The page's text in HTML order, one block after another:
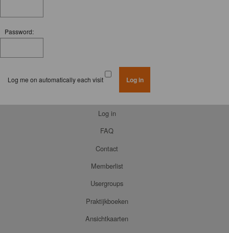
Password:
Log me on automatically each visit
Log in
FAQ
Contact
Memberlist
Usergroups
Praktijkboeken
Ansichtkaarten